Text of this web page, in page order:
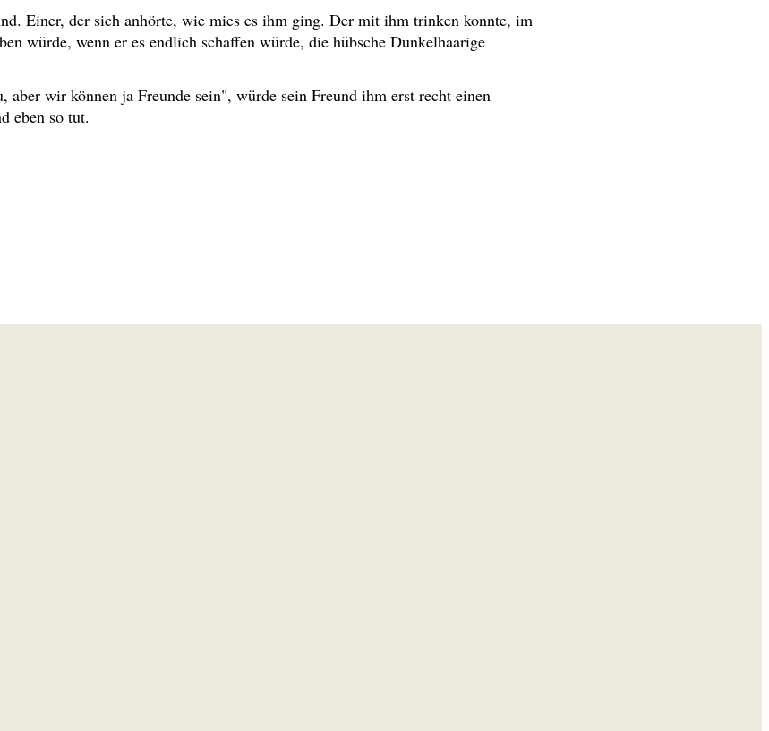
Einer, der sich anhörte, wie mies es ihm ging. Der mit ihm trinken konnte, im
würde, wenn er es endlich schaffen würde, die hübsche Dunkelhaarige
wir können ja Freunde sein", würde sein Freund ihm erst recht einen
eben so tut.